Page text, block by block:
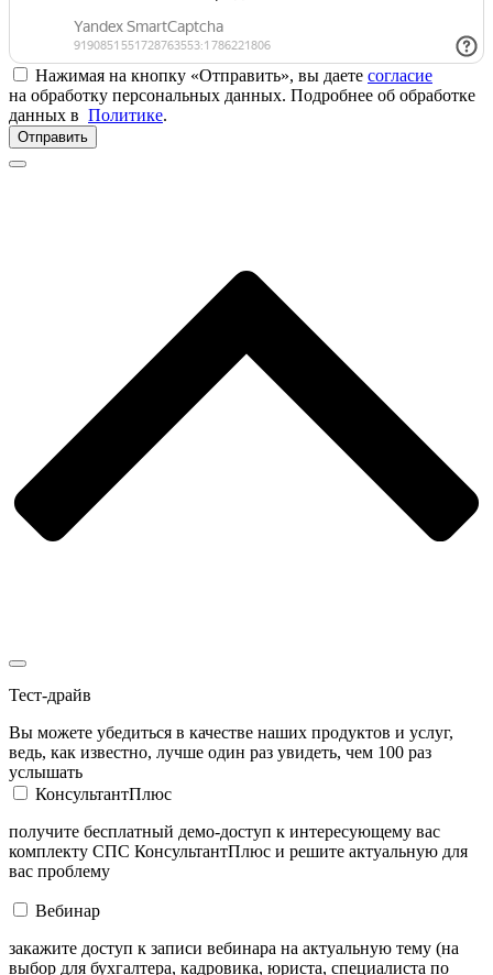
Нажимая на кнопку «Отправить», вы даете согласие
на обработку персональных данных. Подробнее об обработке
данных в Политике.
Отправить
Тест-драйв
Вы можете убедиться в качестве наших продуктов и услуг,
ведь, как известно, лучше один раз увидеть, чем 100 раз
услышать
КонсультантПлюс
получите бесплатный демо-доступ к интересующему вас
комплекту СПС КонсультантПлюс и решите актуальную для
вас проблему
Вебинар
закажите доступ к записи вебинара на актуальную тему (на
выбор для бухгалтера, кадровика, юриста, специалиста по